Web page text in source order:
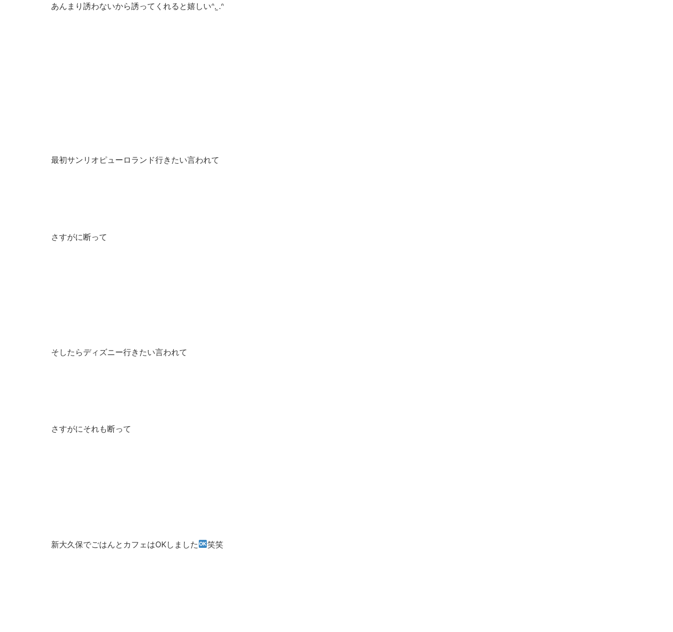
あんまり誘わないから誘ってくれると嬉しいᐢ. ̫.ᐢ
最初サンリオピューロランド行きたい言われて
さすがに断って
そしたらディズニー行きたい言われて
さすがにそれも断って
新大久保でごはんとカフェはOKしました 笑笑